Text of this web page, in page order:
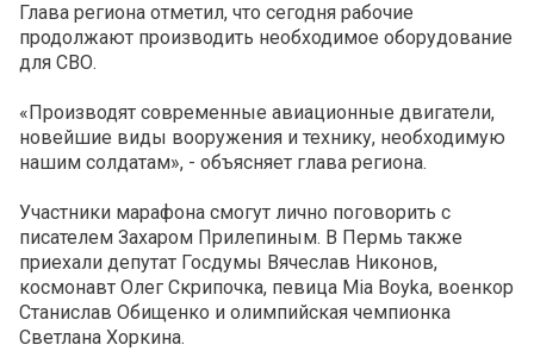
Глава региона отметил, что сегодня рабочие
продолжают производить необходимое оборудование
для СВО.
«‎Производят современные авиационные двигатели,
новейшие виды вооружения и технику, необходимую
нашим солдатам»‎, - объясняет глава региона.
Участники марафона смогут лично поговорить с
писателем Захаром Прилепиным. В Пермь также
приехали депутат Госдумы Вячеслав Никонов,
космонавт Олег Скрипочка, певица Mia Boyka, военкор
Станислав Обищенко и олимпийская чемпионка
Светлана Хоркина.